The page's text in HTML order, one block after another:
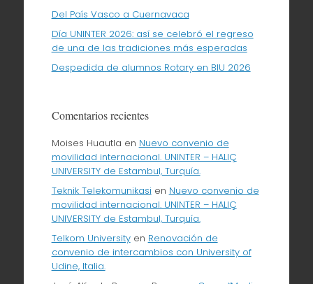
Del País Vasco a Cuernavaca
Día UNINTER 2026: así se celebró el regreso
de una de las tradiciones más esperadas
Despedida de alumnos Rotary en BIU 2026
Comentarios recientes
Moises Huautla en Nuevo convenio de
movilidad internacional. UNINTER – HALIÇ
UNIVERSITY de Estambul, Turquía.
Teknik Telekomunikasi en Nuevo convenio de
movilidad internacional. UNINTER – HALIÇ
UNIVERSITY de Estambul, Turquía.
Telkom Universityen Renovación de
convenio de intercambios con University of
Udine, Italia.